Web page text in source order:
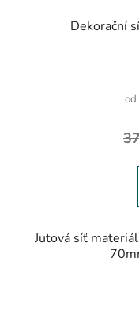
Dekorační
od
Jutová síť